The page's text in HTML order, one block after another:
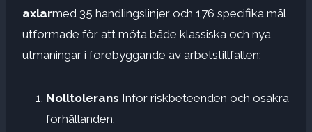
axlarmed 35 handlingslinjer och 176 specifika mål,
utformade för att möta både klassiska och nya
utmaningar i förebyggande av arbetstillfällen:
Nolltolerans Inför riskbeteenden och osäkra
förhållanden.